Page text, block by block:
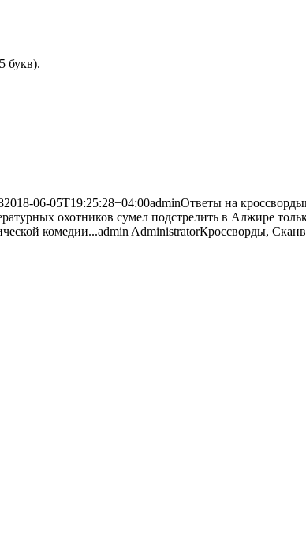
букв).
2018-06-05T19:25:28+04:00adminОтветы на кроссворды
охотников сумел подстрелить в Алжире
комедии...admin AdministratorКроссворды,